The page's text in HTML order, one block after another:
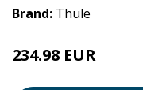
Brand: Thule
234.98 EUR